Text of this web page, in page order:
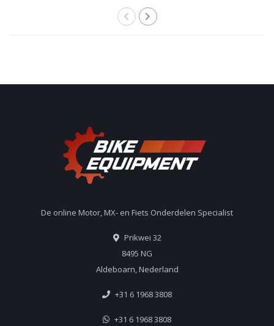
De online Motor, MX- en Fiets Onderdelen Specialist
Prikwei 32
8495 NG
Aldeboarn, Nederland
+31 6 1968 3808
+31 6 1968 3808